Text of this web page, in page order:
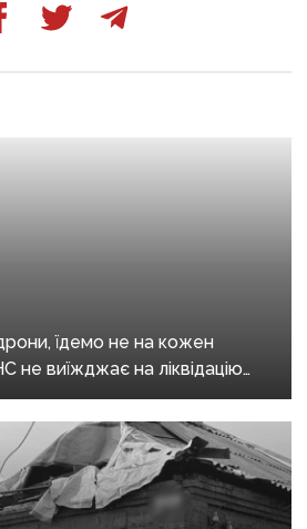
їдемо не на кожен
не виїжджає на ліквідацію
у Краматорську